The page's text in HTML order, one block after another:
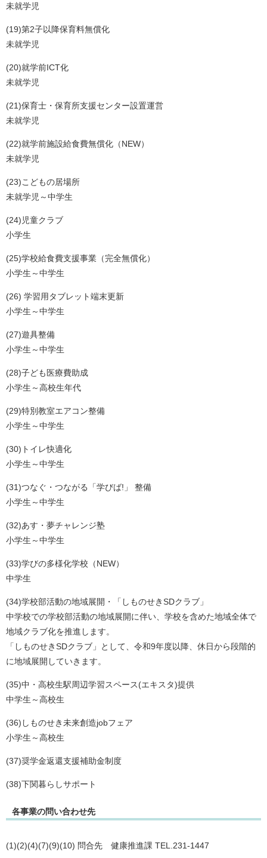
未就学児
(19)第2子以降保育料無償化
未就学児
(20)就学前ICT化
未就学児
(21)保育士・保育所支援センター設置運営
未就学児
(22)就学前施設給食費無償化（NEW）
未就学児
(23)こどもの居場所
未就学児～中学生
(24)児童クラブ
小学生
(25)学校給食費支援事業（完全無償化）
小学生～中学生
(26) 学習用タブレット端末更新
小学生～中学生
(27)遊具整備
小学生～中学生
(28)子ども医療費助成
小学生～高校生年代
(29)特別教室エアコン整備
小学生～中学生
(30)トイレ快適化
小学生～中学生
(31)つなぐ・つながる「学びば!」 整備
小学生～中学生
(32)あす・夢チャレンジ塾
小学生～中学生
(33)学びの多様化学校（NEW）
中学生
(34)学校部活動の地域展開・「しものせきSDクラブ」
中学校での学校部活動の地域展開に伴い、学校を含めた地域全体で
地域クラブ化を推進します。
「しものせきSDクラブ」として、令和9年度以降、休日から段階的
に地域展開していきます。
(35)中・高校生駅周辺学習スペース(エキスタ)提供
中学生～高校生
(36)しものせき未来創造jobフェア
小学生～高校生
(37)奨学金返還支援補助金制度
(38)下関暮らしサポート
各事業の問い合わせ先
(1)(2)(4)(7)(9)(10) 問合先 健康推進課 TEL.231-1447